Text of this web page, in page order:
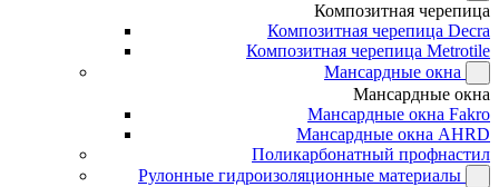
Композитная черепица
Композитная черепица Decra
Композитная черепица Metrotile
Мансардные окна
Мансардные окна
Мансардные окна Fakro
Мансардные окна AHRD
Поликарбонатный профнастил
Рулонные гидроизоляционные материалы